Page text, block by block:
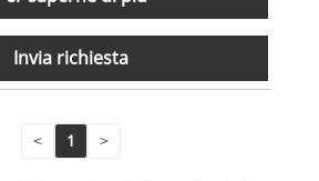
Invia richiesta
< 1 >